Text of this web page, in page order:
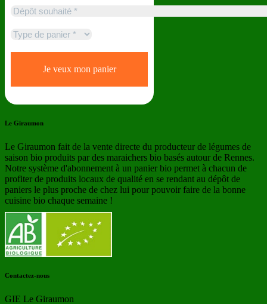
Le Giraumon
Le Giraumon fait de la vente directe du producteur de légumes de
saison bio produits par des maraichers bio basés autour de Rennes.
Notre système d'abonnement à un panier bio permet à chacun de
profiter de produits locaux de qualité en se rendant au dépôt de
paniers le plus proche de chez lui pour pouvoir faire de la bonne
cuisine bio chaque semaine !
Contactez-nous
GIE Le Giraumon